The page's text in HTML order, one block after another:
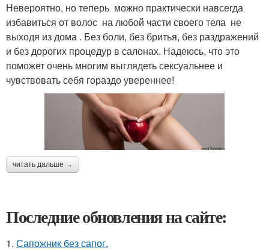
Невероятно, но теперь можно практически навсегда
избавиться от волос на любой части своего тела не
выходя из дома . Без боли, без бритья, без раздражений
и без дорогих процедур в салонах. Надеюсь, что это
поможет очень многим выглядеть сексуальнее и
чувствовать себя гораздо увереннее!
читать дальше →
Последние обновления на сайте:
1. Сапожник без сапог.